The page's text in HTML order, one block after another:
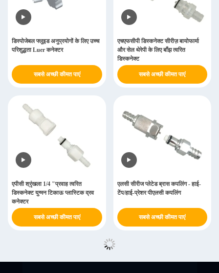
डिस्पोजेबल फ्लूइड अनुप्रयोगों के लिए उच्च
परिशुद्धता Luer कनेक्टर
सबसे अच्छी कीमत पाएं
एचएफसीपी डिस्कनेक्ट सीरीज़ बायोफार्मा
और सेल थेरेपी के लिए बाँझ त्वरित
डिस्कनेक्ट
सबसे अच्छी कीमत पाएं
एपीसी श्रृंखला 1/4 "प्रवाह त्वरित
डिस्कनेक्ट युग्मन टिकाऊ प्लास्टिक द्रव
कनेक्टर
सबसे अच्छी कीमत पाएं
एलसी सीरीज प्लेटेड ब्रास कपलिंग - हाई-
टेंप/हाई-प्रेशर पीएलसी कपलिंग
सबसे अच्छी कीमत पाएं